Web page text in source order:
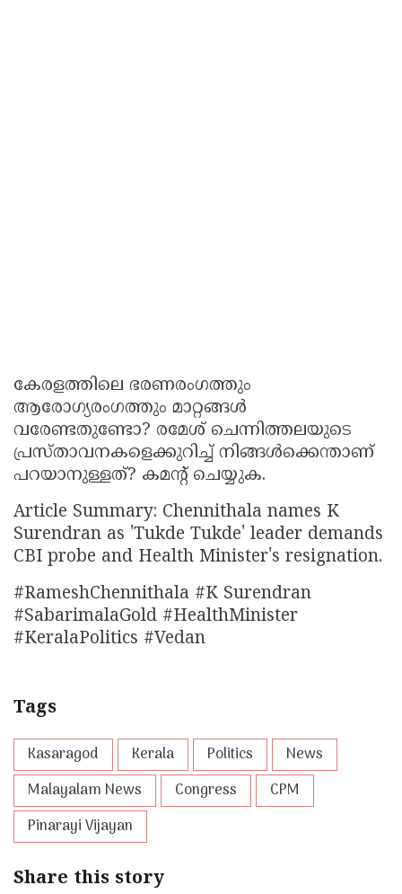
കേരളത്തിലെ ഭരണരംഗത്തും
ആരോഗ്യരംഗത്തും മാറ്റങ്ങൾ
വരേണ്ടതുണ്ടോ? രമേശ്‌ ചെന്നിത്തലയുടെ
പ്രസ്താവനകളെക്കുറിച്ച്‌ നിങ്ങൾക്കെന്താണ്‌
പറയാനുള്ളത്‌? കമൻ്റ് ചെയ്യുക.
Article Summary: Chennithala names K
Surendran as 'Tukde Tukde' leader demands
CBI probe and Health Minister's resignation.
#RameshChennithala #K Surendran
#SabarimalaGold #HealthMinister
#KeralaPolitics #Vedan
Tags
Kasaragod Kerala Politics
News
Malayalam News
Congress
CPM
Pinarayi Vijayan
Share this story